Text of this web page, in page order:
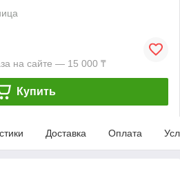
на сайте — 15 000 ₸
Купить
Доставка Оплата